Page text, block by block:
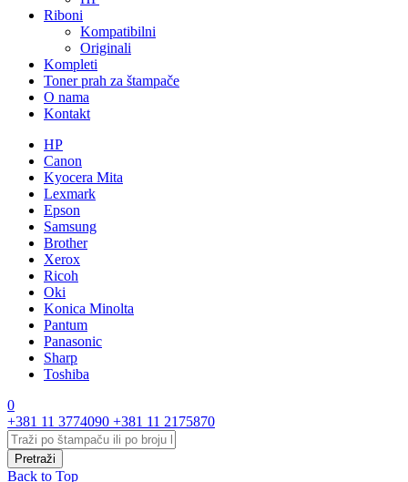
Riboni
Kompatibilni
Originali
Kompleti
Toner prah za štampače
O nama
Kontakt
HP
Canon
Kyocera Mita
Lexmark
Epson
Samsung
Brother
Xerox
Ricoh
Oki
Konica Minolta
Pantum
Panasonic
Sharp
Toshiba
0
+381 11 3774090 +381 11 2175870
Back to Top